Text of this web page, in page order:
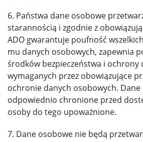
6. Państwa dane osobowe
starannością i zgodnie z
ADO gwarantuje poufność
mu danych osobowych, zapewnia
środków bezpieczeństwa i ochrony
wymaganych przez obowiązujące
ochronie danych osobowych. Dane
odpowiednio chronione przed
osoby do tego upoważnione.
7. Dane osobowe nie będą